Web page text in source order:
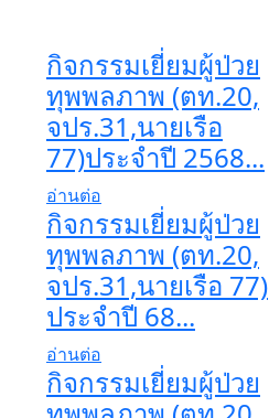
กิจกรรมเยี่ยมผู้ป่วย
ทุพพลภาพ (ตท.20,
จปร.31,นายเรือ
77)ประจำปี 2568...
อ่านต่อ
กิจกรรมเยี่ยมผู้ป่วย
ทุพพลภาพ (ตท.20,
จปร.31,นายเรือ 77)
ประจำปี 68...
อ่านต่อ
กิจกรรมเยี่ยมผู้ป่วย